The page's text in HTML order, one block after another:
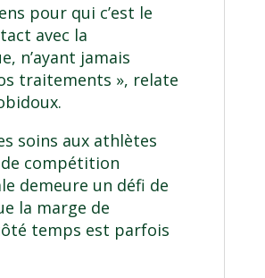
pour qui c’est le
avec la
n’ayant jamais
traitements », relate
soins aux athlètes
compétition
demeure un défi de
la marge de
temps est parfois